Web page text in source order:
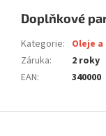
Doplňkové
Kategorie: Oleje
Záruka:
2 roky
EAN: 340000